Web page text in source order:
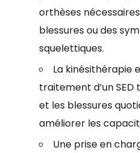
orthèses
blessures ou des
squelettiques.
La kinésithérapie
traitement d’un
et les blessures
améliorer les
Une prise en